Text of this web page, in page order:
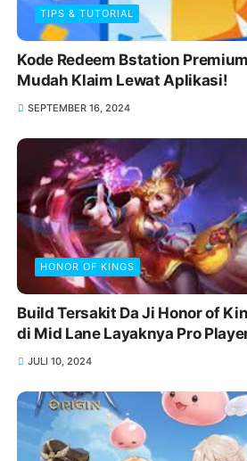
TIPS & TUTORIAL
Kode Redeem Bstation
Mudah Klaim Lewat Aplikasi!
SEPTEMBER 16, 2024
HONOR OF KINGS
Build Tersakit Da Ji Honor of
di Mid Lane Layaknya Pro
JULI 10, 2024